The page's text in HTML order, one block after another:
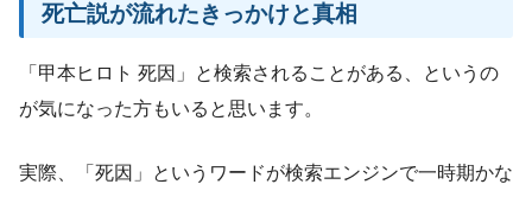
死亡説が流れたきっかけと真相
「甲本ヒロト 死因」と検索されることがある、というの
が気になった方もいると思います。
実際、「死因」というワードが検索エンジンで一時期かな